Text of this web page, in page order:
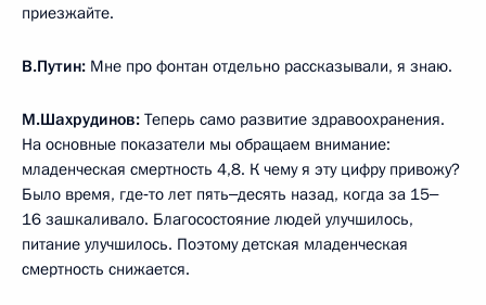
приезжайте.
В.Путин: Мне про фонтан отдельно рассказывали, я знаю.
М.Шахрудинов: Теперь само развитие здравоохранения.
На основные показатели мы обращаем внимание:
младенческая смертность 4,8. К чему я эту цифру привожу?
Было время, где‑то лет пять‒десять назад, когда за 15‒
16 зашкаливало. Благосостояние людей улучшилось,
питание улучшилось. Поэтому детская младенческая
смертность снижается.